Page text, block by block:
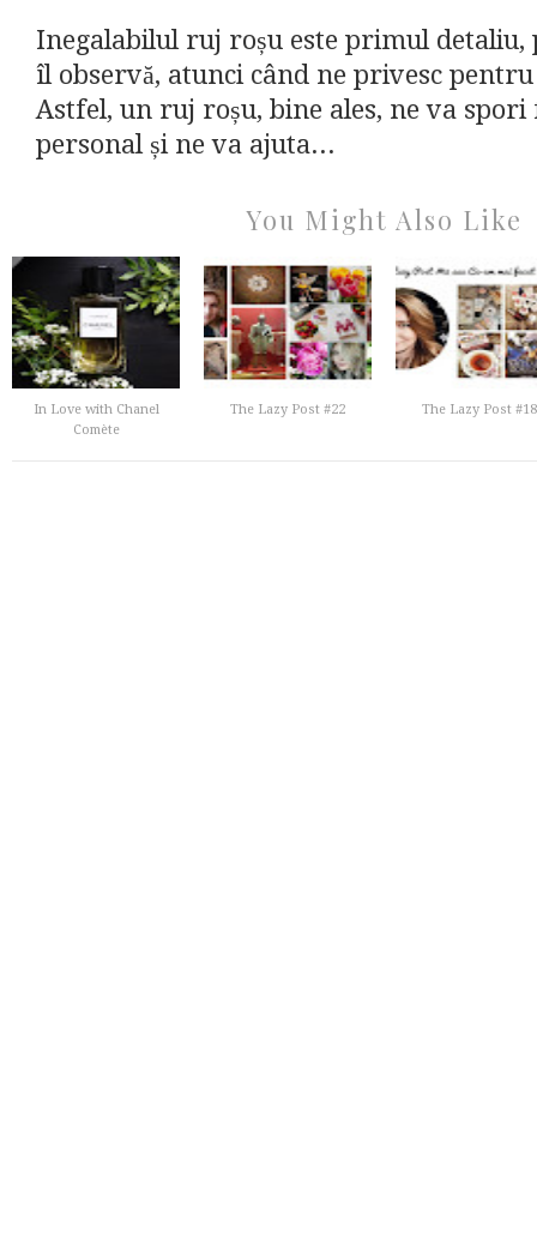
Inegalabilul ruj roșu este primul detaliu,
îl observă, atunci când ne privesc
Astfel, un ruj roșu, bine ales, ne va
personal și ne va ajuta...
You Might Also Like
In Love with Chanel
Comète
The Lazy Post #22 The Lazy Post #18